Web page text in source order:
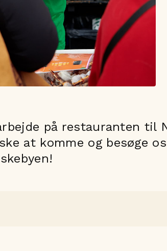
på restauranten til
at komme og besøge